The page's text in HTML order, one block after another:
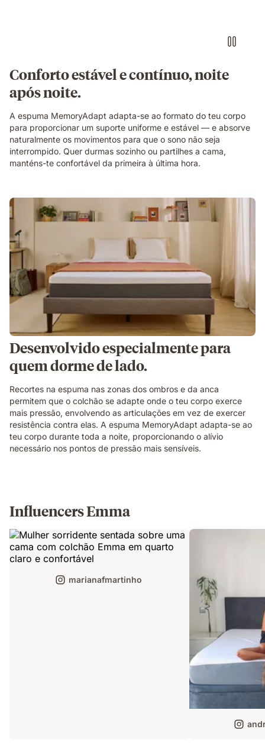
descanso.
Conforto estável e contínuo, noite
após noite.
A espuma MemoryAdapt adapta-se ao formato do teu corpo
para proporcionar um suporte uniforme e estável — e absorve
naturalmente os movimentos para que o sono não seja
interrompido. Quer durmas sozinho ou partilhes a cama,
manténs-te confortável da primeira à última hora.
Desenvolvido especialmente para
quem dorme de lado.
Recortes na espuma nas zonas dos ombros e da anca
permitem que o colchão se adapte onde o teu corpo exerce
mais pressão, envolvendo as articulações em vez de exercer
resistência contra elas. A espuma MemoryAdapt adapta-se ao
teu corpo durante toda a noite, proporcionando o alívio
necessário nos pontos de pressão mais sensíveis.
Influencers Emma
marianafmartinho